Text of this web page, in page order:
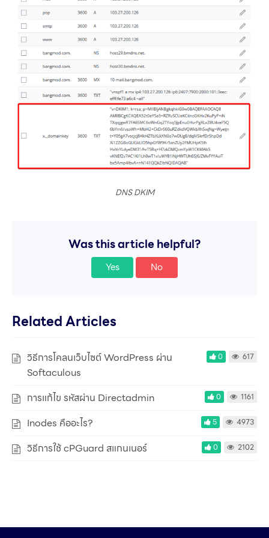
DNS DKIM
Was this article helpful?
Yes No
Related Articles
วิธีการโคลนเว็บไซต์ WordPress ผ่าน
Softaculous
0 617
การแก้ไข รหัสผ่าน Directadmin 0 1161
Inodes คืออะไร? 5 4973
วิธีการใช้ cPGuard สแกนเนอร์ 0 2102